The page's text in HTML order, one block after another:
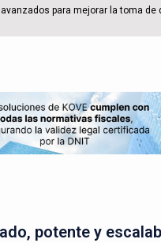
para mejorar la toma de
potente y